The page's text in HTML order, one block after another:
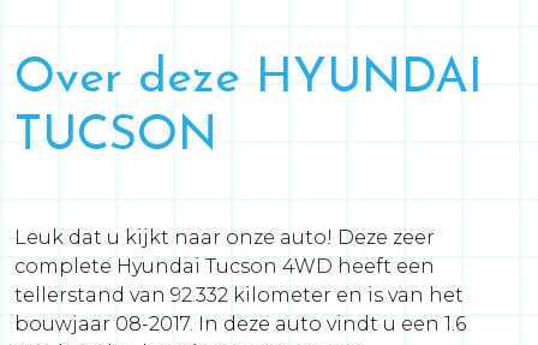
Over deze HYUNDAI
TUCSON
Leuk dat u kijkt naar onze auto! Deze zeer
complete Hyundai Tucson 4WD heeft een
tellerstand van 92.332 kilometer en is van het
bouwjaar 08-2017. In deze auto vindt u een 1.6